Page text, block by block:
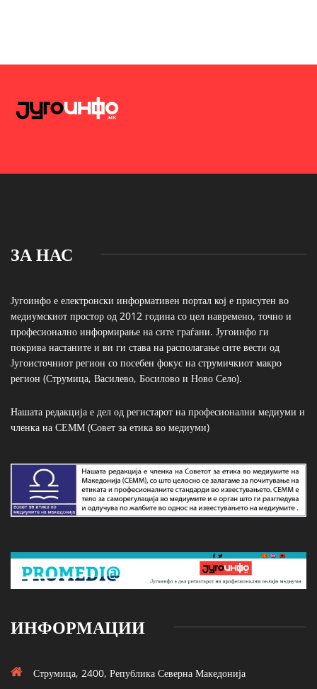
ЗА НАС
Југоинфо е електронски информативен портал кој е присутен во
медиумскиот простор од 2012 година со цел навремено, точно и
професионално информирање на сите граѓани. Југоинфо ги
покрива настаните и ви ги става на располагање сите вести од
Југоисточниот регион со посебен фокус на струмичкиот макро
регион (Струмица, Василево, Босилово и Ново Село).
Нашата редакција е дел од регистарот на професионални медиуми и
членка на СЕММ (Совет за етика во медиуми)
ИНФОРМАЦИИ
Струмица, 2400, Република Северна Македонија